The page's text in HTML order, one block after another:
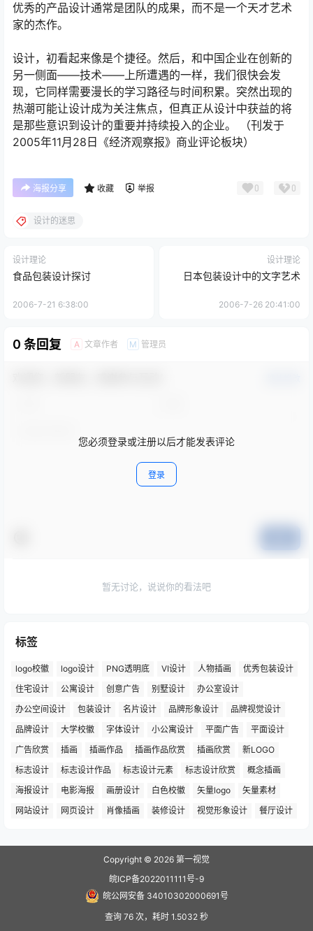
优秀的产品设计通常是团队的成果，而不是一个天才艺术
家的杰作。
设计，初看起来像是个捷径。然后，和中国企业在创新的
另一侧面――技术――上所遭遇的一样，我们很快会发
现，它同样需要漫长的学习路径与时间积累。突然出现的
热潮可能让设计成为关注焦点，但真正从设计中获益的将
是那些意识到设计的重要并持续投入的企业。 （刊发于
2005年11月28日《经济观察报》商业评论板块）
海报分享 收藏 举报 0 0
设计的迷思
设计理论
食品包装设计探讨
2006-7-21 6:38:00
设计理论
日本包装设计中的文字艺术
2006-7-26 20:41:00
0 条回复 A 文章作者 M 管理员
您必须登录或注册以后才能发表评论
登录
暂无讨论，说说你的看法吧
标签
logo校徽 logo设计 PNG透明底 VI设计 人物插画
优秀包装设计
住宅设计
公寓设计 创意广告 别墅设计
办公室设计
办公空间设计
包装设计 名片设计 品牌形象设计
品牌视觉设计
品牌设计
大学校徽 字体设计 小公寓设计 平面广告
平面设计
广告欣赏
插画 插画作品 插画作品欣赏 插画欣赏
新LOGO
标志设计
标志设计作品 标志设计元素 标志设计欣赏
概念插画
海报设计
电影海报 画册设计 白色校徽 矢量logo
矢量素材
网站设计
网页设计 肖像插画 装修设计 视觉形象设计 餐厅设计
Copyright © 2026 第一视觉
皖ICP备2022011111号-9
皖公网安备 34010302000691号
查询 76 次，耗时 1.5032 秒